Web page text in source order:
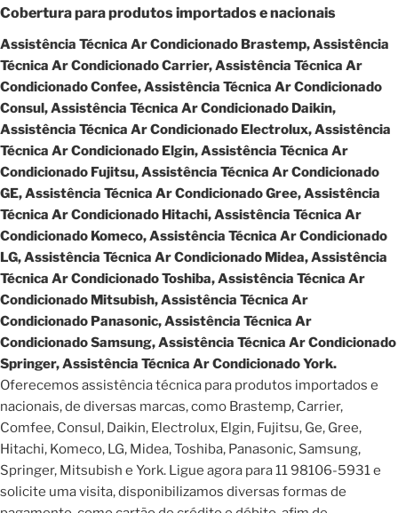
Cobertura para produtos importados e nacionais
Assistência Técnica Ar Condicionado Brastemp, Assistência
Técnica Ar Condicionado Carrier, Assistência Técnica Ar
Condicionado Confee, Assistência Técnica Ar Condicionado
Consul, Assistência Técnica Ar Condicionado Daikin,
Assistência Técnica Ar Condicionado Electrolux, Assistência
Técnica Ar Condicionado Elgin, Assistência Técnica Ar
Condicionado Fujitsu, Assistência Técnica Ar Condicionado
GE, Assistência Técnica Ar Condicionado Gree, Assistência
Técnica Ar Condicionado Hitachi, Assistência Técnica Ar
Condicionado Komeco, Assistência Técnica Ar Condicionado
LG, Assistência Técnica Ar Condicionado Midea, Assistência
Técnica Ar Condicionado Toshiba, Assistência Técnica Ar
Condicionado Mitsubish, Assistência Técnica Ar
Condicionado Panasonic, Assistência Técnica Ar
Condicionado Samsung, Assistência Técnica Ar Condicionado
Springer, Assistência Técnica Ar Condicionado York.
Oferecemos assistência técnica para produtos importados e
nacionais, de diversas marcas, como Brastemp, Carrier,
Comfee, Consul, Daikin, Electrolux, Elgin, Fujitsu, Ge, Gree,
Hitachi, Komeco, LG, Midea, Toshiba, Panasonic, Samsung,
Springer, Mitsubish e York. Ligue agora para 11 98106-5931 e
solicite uma visita, disponibilizamos diversas formas de